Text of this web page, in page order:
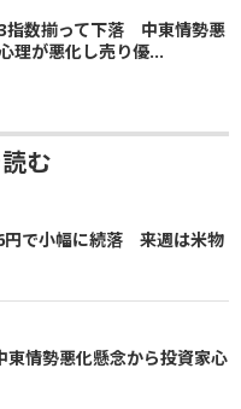
3指数揃って下落 中東情勢悪
理が悪化し売り優...
む
円で小幅に続落 来週は米物
情勢悪化懸念から投資家心